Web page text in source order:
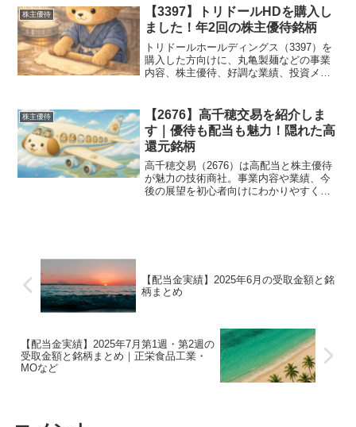
株主優待
【3397】トリドールHDを購入し
ました！年2回の株主優待銘柄
トリドールホールディングス（3397）を
購入した方向けに、丸亀製麺などの事業
内容、株主優待、好調な業績、投資メリ
株主優待
【2676】高千穂交易を紹介しま
す｜優待も配当も魅力！隠れた高
還元銘柄
高千穂交易（2676）は高配当と株主優待
が魅力の技術商社。事業内容や業績、今
後の展望を初心者向けにわかりやすく解
【配当金実績】2025年6月の受取金額と銘
柄まとめ
【配当金実績】2025年7月第1週・第2週の
受取金額と銘柄まとめ｜正栄食品工業・
MOなど